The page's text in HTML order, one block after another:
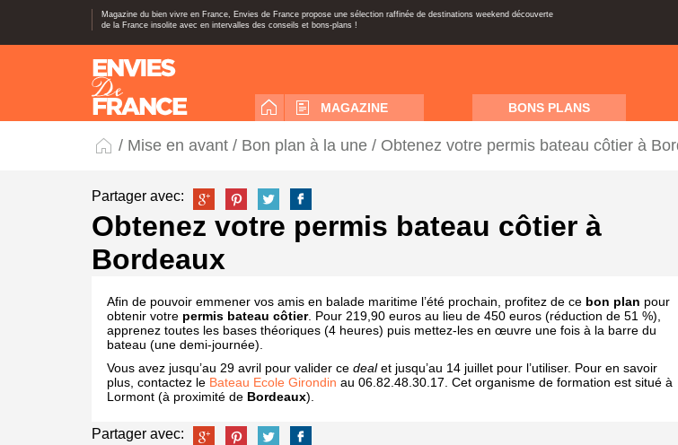
Magazine du bien vivre en France, Envies de France propose une sélection raffinée de destinations weekend découverte
de la France insolite avec en intervalles des conseils et bons-plans !
MAGAZINE BONS PLANS
/ Mise en avant / Bon plan à la une / Obtenez votre permis bateau côtier à
Partager avec:
Obtenez votre permis bateau côtier à
Bordeaux
Afin de pouvoir emmener vos amis en balade maritime l’été prochain, profitez de ce bon plan pour
obtenir votre permis bateau côtier. Pour 219,90 euros au lieu de 450 euros (réduction de 51 %),
apprenez toutes les bases théoriques (4 heures) puis mettez-les en œuvre une fois à la barre du
bateau (une demi-journée).
Vous avez jusqu’au 29 avril pour valider ce dealet jusqu’au 14 juillet pour l’utiliser. Pour en savoir
plus, contactez le Bateau Ecole Girondin au 06.82.48.30.17. Cet organisme de formation est situé à
Lormont (à proximité de Bordeaux).
Partager avec: